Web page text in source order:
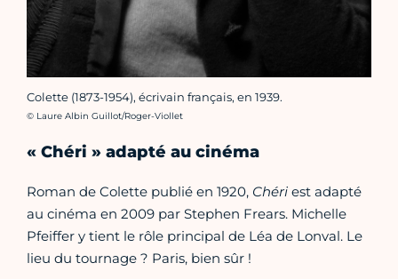
Colette (1873-1954), écrivain français, en 1939.
Crédit photo :
© Laure Albin Guillot/Roger-Viollet
« Chéri » adapté au cinéma
Roman de Colette publié en 1920, Chéri est adapté
au cinéma en 2009 par Stephen Frears. Michelle
Pfeiffer y tient le rôle principal de Léa de Lonval. Le
lieu du tournage ? Paris, bien sûr !